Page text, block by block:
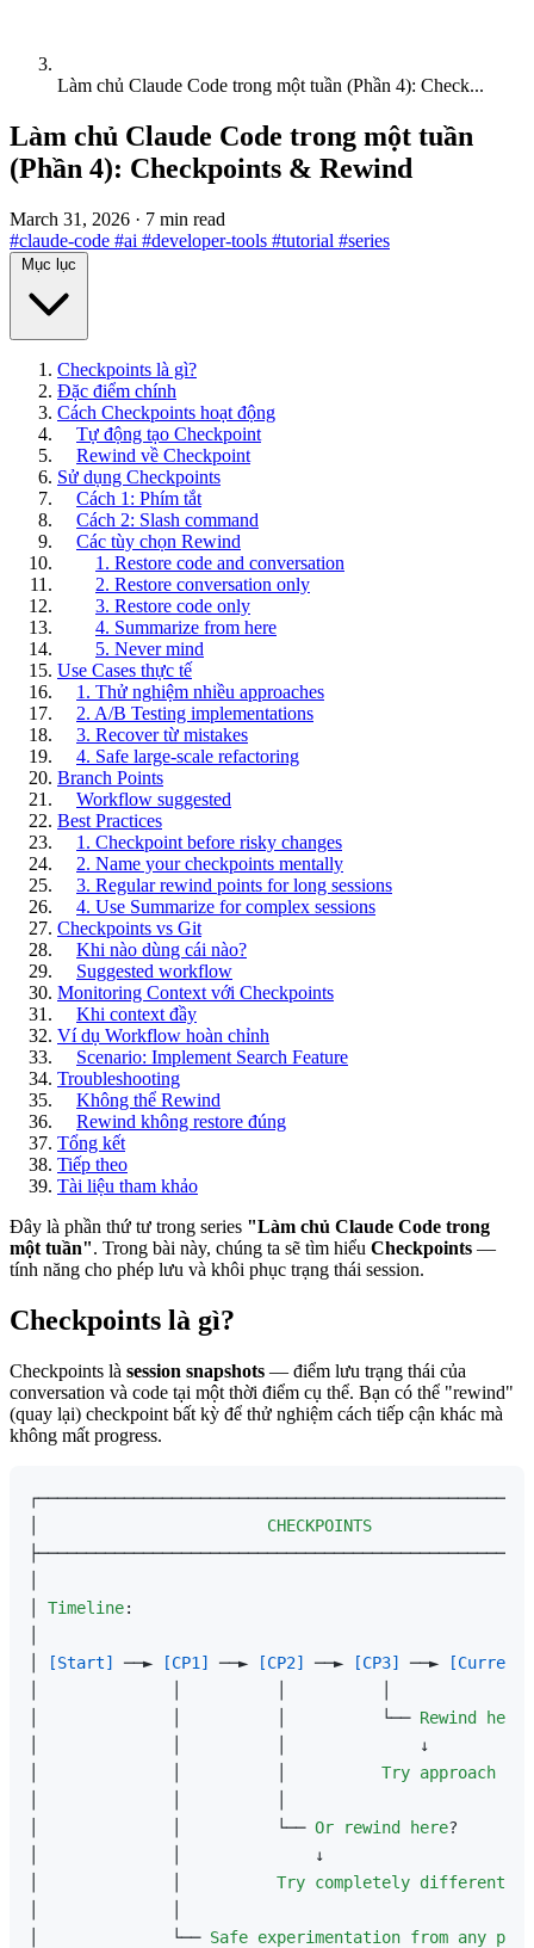
Làm chủ Claude Code trong một tuần (Phần 4): Check...
Làm chủ Claude Code trong một tuần
(Phần 4): Checkpoints & Rewind
March 31, 2026 · 7 min read
#claude-code #ai #developer-tools #tutorial #series
Mục lục
Checkpoints là gì?
Đặc điểm chính
Cách Checkpoints hoạt động
Tự động tạo Checkpoint
Rewind về Checkpoint
Sử dụng Checkpoints
Cách 1: Phím tắt
Cách 2: Slash command
Các tùy chọn Rewind
1. Restore code and conversation
2. Restore conversation only
3. Restore code only
4. Summarize from here
5. Never mind
Use Cases thực tế
1. Thử nghiệm nhiều approaches
2. A/B Testing implementations
3. Recover từ mistakes
4. Safe large-scale refactoring
Branch Points
Workflow suggested
Best Practices
1. Checkpoint before risky changes
2. Name your checkpoints mentally
3. Regular rewind points for long sessions
4. Use Summarize for complex sessions
Checkpoints vs Git
Khi nào dùng cái nào?
Suggested workflow
Monitoring Context với Checkpoints
Khi context đầy
Ví dụ Workflow hoàn chỉnh
Scenario: Implement Search Feature
Troubleshooting
Không thể Rewind
Rewind không restore đúng
Tổng kết
Tiếp theo
Tài liệu tham khảo
Đây là phần thứ tư trong series "Làm chủ Claude Code trong
một tuần". Trong bài này, chúng ta sẽ tìm hiểu Checkpoints —
tính năng cho phép lưu và khôi phục trạng thái session.
Checkpoints là gì?
Checkpoints là session snapshots — điểm lưu trạng thái của
conversation và code tại một thời điểm cụ thể. Bạn có thể "rewind"
(quay lại) checkpoint bất kỳ để thử nghiệm cách tiếp cận khác mà
không mất progress.
CHECKPOINTS
Timeline:
[Start] ──► [CP1] ──► [CP2] ──► [CP3] ──►
[Current]
│              │          │          └── Rewind here
│              │          │              ↓
Try approach
│              │          └── Or rewind here?
│              │              ↓
Try completely different
│              └── Safe experimentation from any